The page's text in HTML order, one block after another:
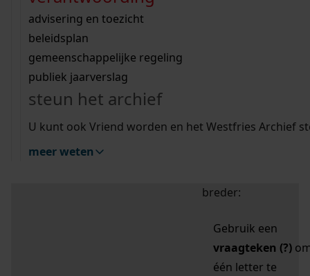
bouwvergunningen
omgevingsvergunningen
vergunningen
beeld en geluid
uitleg nodig?
Wij helpen u op weg met een aantal zoektips.
bekijk alle zoektips
Wij helpen u op weg met een aantal zoektips.
bekijk alle zoektips
bekijk ons geschiedenislokaal
advisering en toezicht
beleidsplan
gemeenschappelijke regeling
publiek jaarverslag
steun het archief
U kunt ook Vriend worden en het Westfries Archief
meer weten
zoektips
Mijn Studiezaal (inloggen)
uw zoekopdracht te
breder:
Gebruik een
vraagteken (?)
één letter te